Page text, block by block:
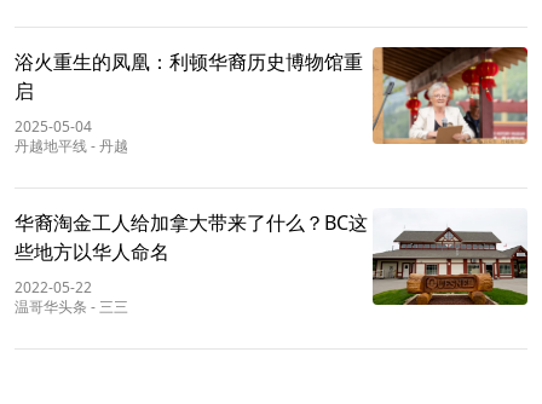
浴火重生的凤凰：利顿华裔历史博物馆重
启
2025-05-04
丹越地平线-丹越
华裔淘金工人给加拿大带来了什么？BC这
些地方以华人命名
2022-05-22
温哥华头条 - 三三